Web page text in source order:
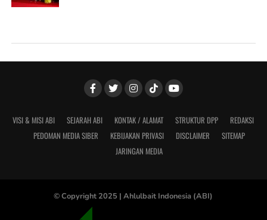
VISI & MISI ABI SEJARAH ABI KONTAK / ALAMAT STRUKTUR DPP
REDAKSI
PEDOMAN MEDIA SIBER
KEBIJAKAN PRIVASI DISCLAIMER
SITEMAP
JARINGAN MEDIA
© Copyright 2025 | Ahlulbait Indonesia (ABI)